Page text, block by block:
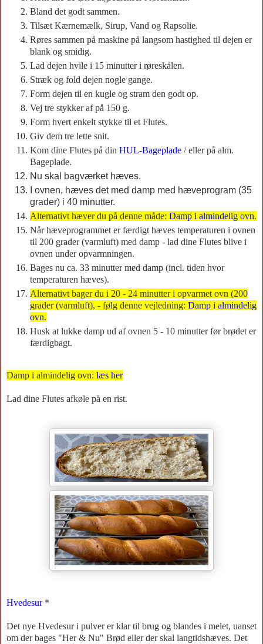
Bland det godt sammen.
Tilsæt Kærnemælk, Sirup, Vand og Rapsolie.
Røres sammen på maskine på langsom hastighed til dejen er
blank og smidig.
Lad dejen hvile i 15 minutter i røreskålen.
Stræk og fold dejen nogle gange.
Form dejen til en kugle og stram den godt op.
Vej tre stykker af på 150 g.
Form hvert enkelt stykke til et Flutes.
Giv dem tre lette snit.
Kom dine Flutes på din HUL-Bageplade / eller på alm.
Bageplade.
Nu skal bagværket hæves.
I ovnen, hæves det med damp med hæveprogram (35
grader) i 40 minutter.
Alternativt hæver du på denne måde: Damp i almindelig ovn.
Når hæveprogrammet er færdigt hæves temperaturen i ovnen
til 200 grader (varmluft) med damp - lad dine Flutes blive i
ovnen under opvarmningen.
Bages nu ca. 33 minutter med damp (incl. tiden hvor
temperaturen hæves).
Alternativt bager du i 20 - 24 minutter i opvarmet ovn (200
grader (varmluft), - følg denne vejledning: Damp i almindelig
ovn.
Husk at lukke damp ud af ovnen 5 - 10 minutter før brødet er
færdigbagt.
Damp i almindelig ovn: læs her
Lad dine Flutes afkøle på en rist.
Hvedesur*
Det nye Hvedesur i pulver er klar til brug og blandes i melet, uanset
om der bages "Her & Nu" Brød eller der skal langtidshæves. Det